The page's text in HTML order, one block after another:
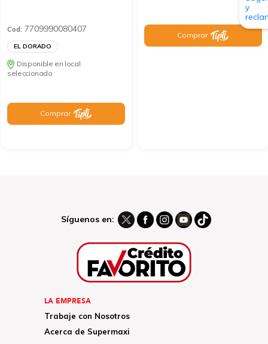
Cod: 7709990080407
EL DORADO
Disponible en local
seleccionado
Comprar
Comprar
Síguenos en:
LA EMPRESA
Trabaje con Nosotros
Acerca de Supermaxi